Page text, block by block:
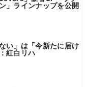
」ラインナップを公開
い」は「今新たに届け
紅白リハ